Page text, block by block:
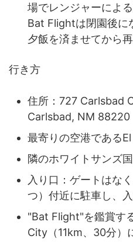
場でレンジャーによ
Bat Flightは閉園後に
夕飯を済ませてから
行き方
住所：727 Carlsbad
Carlsbad, NM 88220
最寄りの空港である
隣のホワイトサンズ
入り口：ゲートはな
つ）付近に駐車し、
"Bat Flight"を鑑賞す
City（11km、30分）